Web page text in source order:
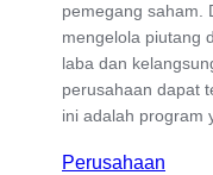
pemegang saham.
mengelola piutang
laba dan
perusahaan dapat
ini adalah program
Perusahaan